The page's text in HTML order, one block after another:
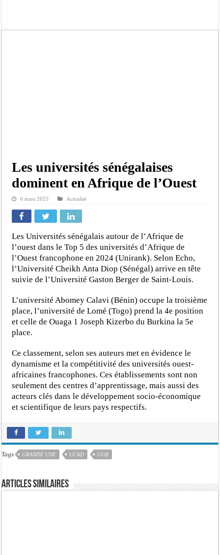
Les universités sénégalaises
dominent en Afrique de l’Ouest
6 mars 2025 Actualité
Les Universités sénégalais autour de l’Afrique de
l’ouest dans le Top 5 des universités d’Afrique de
l’Ouest francophone en 2024 (Unirank). Selon Echo,
l’Université Cheikh Anta Diop (Sénégal) arrive en tête
suivie de l’Université Gaston Berger de Saint-Louis.
L’université Abomey Calavi (Bénin) occupe la troisième
place, l’université de Lomé (Togo) prend la 4e position
et celle de Ouaga 1 Joseph Kizerbo du Burkina la 5e
place.
Ce classement, selon ses auteurs met en évidence le
dynamisme et la compétitivité des universités ouest-
africaines francophones. Ces établissements sont non
seulement des centres d’apprentissage, mais aussi des
acteurs clés dans le développement socio-économique
et scientifique de leurs pays respectifs.
Tags GRANDE UNE UCAD UGB
Articles similaires